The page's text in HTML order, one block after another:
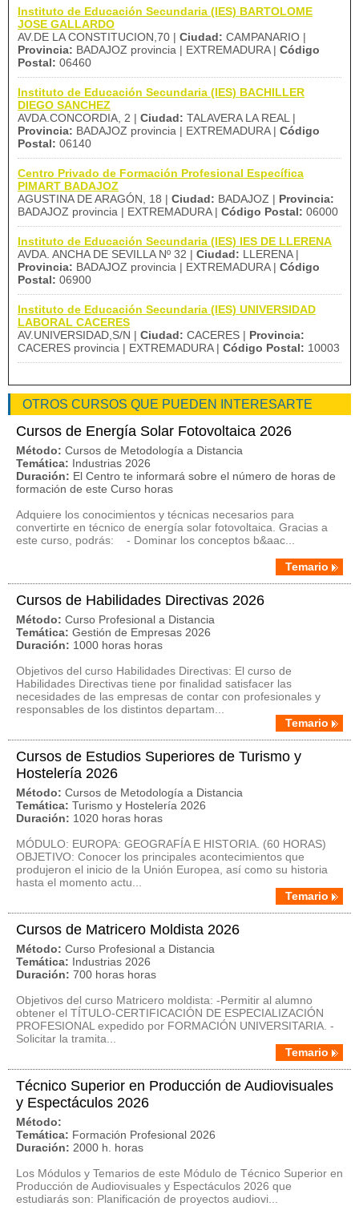
Instituto de Educación Secundaria (IES) BARTOLOME
JOSE GALLARDO
AV.DE LA CONSTITUCION,70 | Ciudad: CAMPANARIO |
Provincia: BADAJOZ provincia | EXTREMADURA | Código
Postal: 06460
Instituto de Educación Secundaria (IES) BACHILLER
DIEGO SANCHEZ
AVDA.CONCORDIA, 2 | Ciudad: TALAVERA LA REAL |
Provincia: BADAJOZ provincia | EXTREMADURA | Código
Postal: 06140
Centro Privado de Formación Profesional Específica
PIMART BADAJOZ
AGUSTINA DE ARAGÓN, 18 | Ciudad: BADAJOZ | Provincia:
BADAJOZ provincia | EXTREMADURA | Código Postal: 06000
Instituto de Educación Secundaria (IES) IES DE LLERENA
AVDA. ANCHA DE SEVILLA Nº 32 | Ciudad: LLERENA |
Provincia: BADAJOZ provincia | EXTREMADURA | Código
Postal: 06900
Instituto de Educación Secundaria (IES) UNIVERSIDAD
LABORAL CACERES
AV.UNIVERSIDAD,S/N | Ciudad: CACERES | Provincia:
CACERES provincia | EXTREMADURA | Código Postal: 10003
OTROS CURSOS QUE PUEDEN INTERESARTE
Cursos de Energía Solar Fotovoltaica 2026
Método: Cursos de Metodología a Distancia
Temática: Industrias 2026
Duración: El Centro te informará sobre el número de horas de
formación de este Curso horas
Adquiere los conocimientos y técnicas necesarios para
convertirte en técnico de energía solar fotovoltaica. Gracias a
este curso, podrás: - Dominar los conceptos b&aac...
Temario
Cursos de Habilidades Directivas 2026
Método: Curso Profesional a Distancia
Temática: Gestión de Empresas 2026
Duración: 1000 horas horas
Objetivos del curso Habilidades Directivas: El curso de
Habilidades Directivas tiene por finalidad satisfacer las
necesidades de las empresas de contar con profesionales y
responsables de los distintos departam...
Temario
Cursos de Estudios Superiores de Turismo y
Hostelería 2026
Método: Cursos de Metodología a Distancia
Temática: Turismo y Hostelería 2026
Duración: 1020 horas horas
MÓDULO: EUROPA: GEOGRAFÍA E HISTORIA. (60 HORAS)
OBJETIVO: Conocer los principales acontecimientos que
produjeron el inicio de la Unión Europea, así como su historia
hasta el momento actu...
Temario
Cursos de Matricero Moldista 2026
Método: Curso Profesional a Distancia
Temática: Industrias 2026
Duración: 700 horas horas
Objetivos del curso Matricero moldista: -Permitir al alumno
obtener el TÍTULO-CERTIFICACIÓN DE ESPECIALIZACIÓN
PROFESIONAL expedido por FORMACIÓN UNIVERSITARIA. -
Solicitar la tramita...
Temario
Técnico Superior en Producción de Audiovisuales
y Espectáculos 2026
Método:
Temática: Formación Profesional 2026
Duración: 2000 h. horas
Los Módulos y Temarios de este Módulo de Técnico Superior en
Producción de Audiovisuales y Espectáculos 2026 que
estudiarás son: Planificación de proyectos audiovi...